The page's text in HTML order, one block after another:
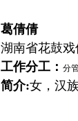
葛倩倩
湖南省花鼓
工作分工： 分
简介:女，汉